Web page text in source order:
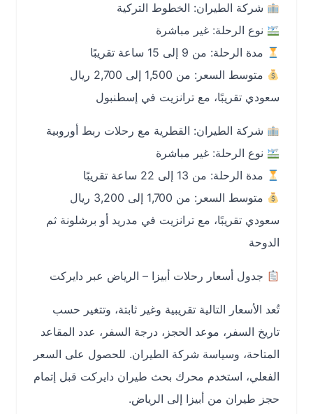
شركة الطيران: الخطوط التركية
نوع الرحلة: غير مباشرة
مدة الرحلة: من 9 إلى 15 ساعة تقريبًا
متوسط السعر: من 1,500 إلى 2,700 ريال
سعودي تقريبًا، مع ترانزيت في إسطنبول
شركة الطيران: القطرية مع رحلات ربط أوروبية
نوع الرحلة: غير مباشرة
مدة الرحلة: من 13 إلى 22 ساعة تقريبًا
متوسط السعر: من 1,700 إلى 3,200 ريال
سعودي تقريبًا، مع ترانزيت في مدريد أو برشلونة ثم
الدوحة
جدول أسعار رحلات أبيزا – الرياض عبر دايركت
تُعد الأسعار التالية تقريبية وغير ثابتة، وتتغير حسب
تاريخ السفر، موعد الحجز، درجة السفر، عدد المقاعد
المتاحة، وسياسة شركة الطيران. للحصول على السعر
الفعلي، استخدم محرك بحث طيران دايركت قبل إتمام
حجز طيران من أبيزا إلى الرياض.